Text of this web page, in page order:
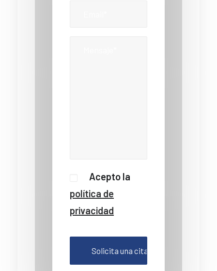
Acepto la
política de
privacidad